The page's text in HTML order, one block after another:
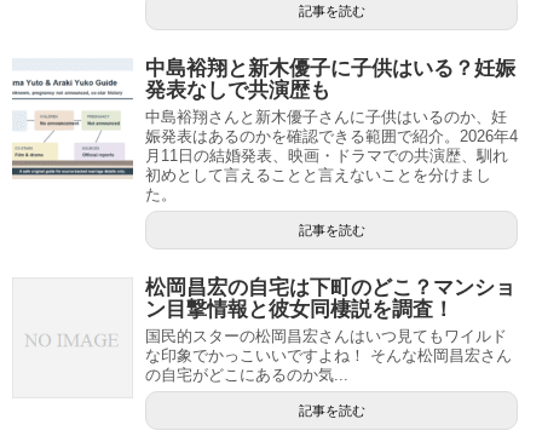
記事を読む
中島裕翔と新木優子に子供はいる？妊娠
発表なしで共演歴も
中島裕翔さんと新木優子さんに子供はいるのか、妊
娠発表はあるのかを確認できる範囲で紹介。2026年4
月11日の結婚発表、映画・ドラマでの共演歴、馴れ
初めとして言えることと言えないことを分けまし
た。
記事を読む
松岡昌宏の自宅は下町のどこ？マンショ
ン目撃情報と彼女同棲説を調査！
国民的スターの松岡昌宏さんはいつ見てもワイルド
な印象でかっこいいですよね！ そんな松岡昌宏さん
の自宅がどこにあるのか気...
記事を読む